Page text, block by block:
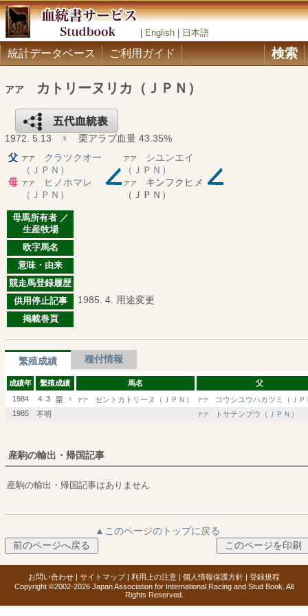
English 日本語
統計データベース ご利用ガイド 検索
アア カトリーヌリカ（ＪＰＮ）
1972. 5.13 ♀ 栗アラブ血量 43.35%
父 アア クラツクオー
（ＪＰＮ）
アア シユンエイ
（ＪＰＮ）
母 アア
ヒノホマレ
（ＪＰＮ）
アア キンフクヒメ
（ＪＰＮ）
母馬所有者 ／
生産牧場
欧字馬名
意味・由来
競走馬登録履歴
供用停止記事
1985. 4. 用途変更
掲載巻頁
繁殖成績 種付情報
成績年 繫殖成績 馬名
父
1984
4. 3 栗 ♀ アア セントカトリーヌ（ＪＰＮ） アア
コウシユウハカツミ（ＪＰ
1985
不明 アア トサテンプウ（ＪＰＮ）
産駒の輸出・帰国記事
産駒の輸出・帰国記事はありません
▲このページのトップに戻る
お問い合わせ | サイトマップ| 利用上の注意 | 個人情報保護方針 | 登録規程
Copyright ©2002-2026 Japan Association for International Racing and Stud Book. All
Rights Reserved.